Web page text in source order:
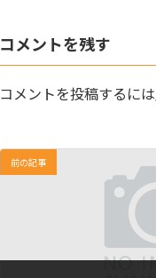
コメントを残す
コメントを投稿するには
前の記事